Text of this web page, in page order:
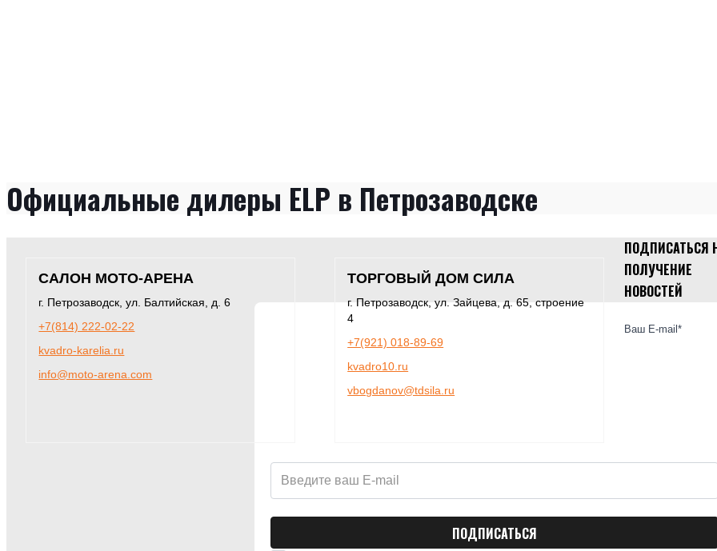
Официальные дилеры ELP в Петрозаводске
САЛОН МОТО-АРЕНА
г. Петрозаводск, ул. Балтийская, д. 6
+7(814) 222-02-22
kvadro-karelia.ru
info@moto-arena.com
ТОРГОВЫЙ ДОМ СИЛА
г. Петрозаводск, ул. Зайцева, д. 65, строение
4
+7(921) 018-89-69
kvadro10.ru
vbogdanov@tdsila.ru
ПОДПИСАТЬСЯ
ПОЛУЧЕНИЕ
НОВОСТЕЙ
Ваш E-mail*